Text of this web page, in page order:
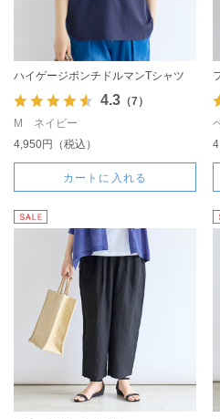
ハイゲージポンチドルマンTシャツ
4.3（7）
M ネイビー
4,950円（税込）
カートに入れる